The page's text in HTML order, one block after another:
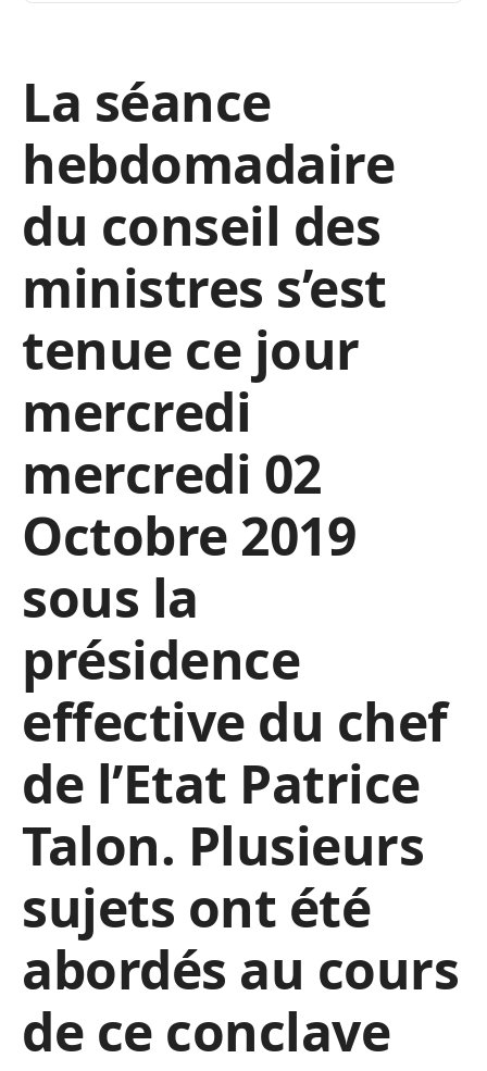
La séance
hebdomadaire
du conseil des
ministres s’est
tenue ce jour
mercredi
mercredi 02
Octobre 2019
sous la
présidence
effective du chef
de l’Etat Patrice
Talon. Plusieurs
sujets ont été
abordés au cours
de ce conclave